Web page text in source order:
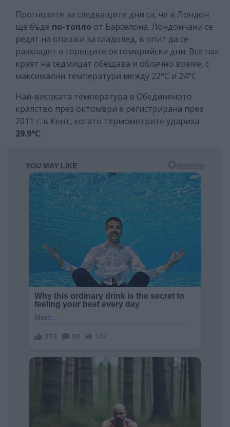
Прогнозите за следващите дни са, че в Лондон
ще бъде по-топло от Барселона. Лондончани се
редят на опашки за сладолед, в опит да се
разхладят в горещите октомврийски дни. Все пак
краят на седмицат обещава и облачно време, с
максимални температури между 22°C и 24°C
Най-високата температура в Обединеното
кралство през октомври е регистрирана през
2011 г. в Кент, когато термометрите удариха
29.9°C.